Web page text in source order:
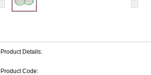
Product Details:
Product Code: